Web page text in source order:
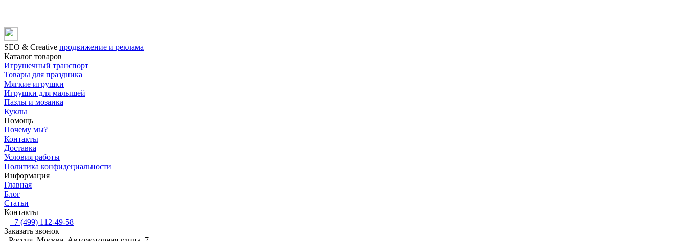
SЕО & Сreative продвижение и реклама
Каталог товаров
Игрушечный транспорт
Товары для праздника
Мягкие игрушки
Игрушки для малышей
Пазлы и мозаика
Куклы
Помощь
Почему мы?
Контакты
Доставка
Условия работы
Политика конфидециальности
Информация
Главная
Блог
Статьи
Контакты
+7 (499) 112-49-58
Заказать звонок